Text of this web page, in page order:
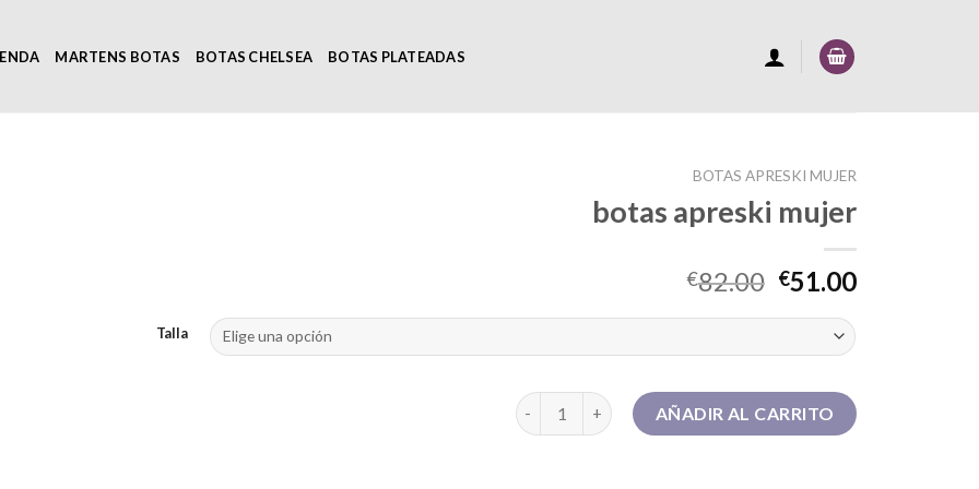
MARTENS BOTAS BOTAS CHELSEA BOTAS PLATEADAS
BOTAS APRESKI MUJER
botas apreski mujer
€82.00 €51.00
Talla
botas apreski mujer cantidadAÑADIR AL CARRITO